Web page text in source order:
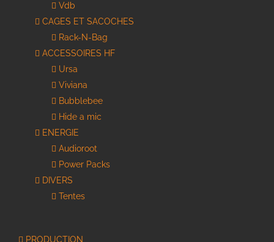
Vdb
CAGES ET SACOCHES
Rack-N-Bag
ACCESSOIRES HF
Ursa
Viviana
Bubblebee
Hide a mic
ENERGIE
Audioroot
Power Packs
DIVERS
Tentes
PRODUCTION